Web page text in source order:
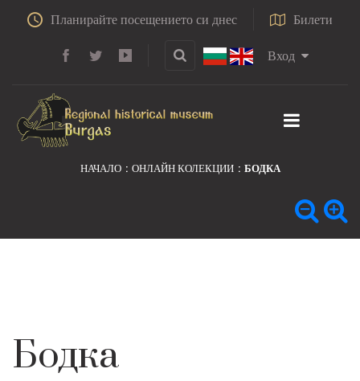
Планирайте посещението си днес Билети
Вход
НАЧАЛО ОНЛАЙН КОЛЕКЦИИ БОДКА
Бодка